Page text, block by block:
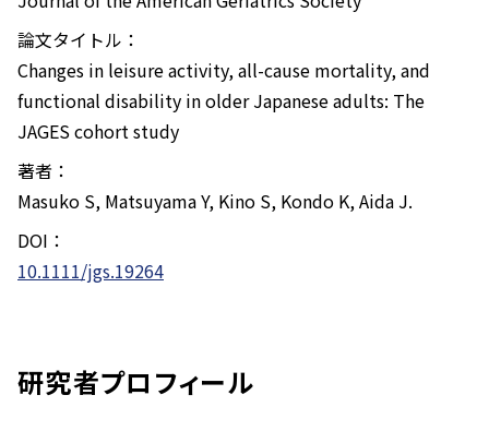
論文タイトル：
Changes in leisure activity, all-cause mortality, and
functional disability in older Japanese adults: The
JAGES cohort study
著者：
Masuko S, Matsuyama Y, Kino S, Kondo K, Aida J.
DOI：
10.1111/jgs.19264
研究者プロフィール